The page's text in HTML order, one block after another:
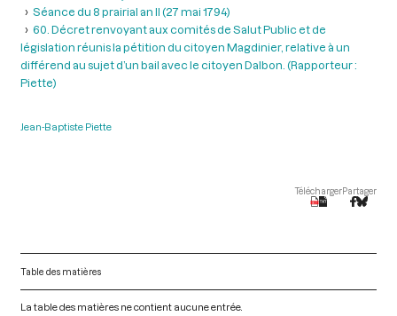
Séance du 8 prairial an II (27 mai 1794)
60. Décret renvoyant aux comités de Salut Public et de
législation réunis la pétition du citoyen Magdinier, relative à un
différend au sujet d’un bail avec le citoyen Dalbon. (Rapporteur :
Piette)
Jean-Baptiste Piette
TéléchargerPartager
Table des matières
La table des matières ne contient aucune entrée.